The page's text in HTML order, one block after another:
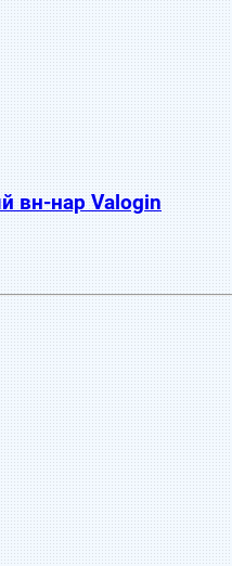
вн-нар Valogin